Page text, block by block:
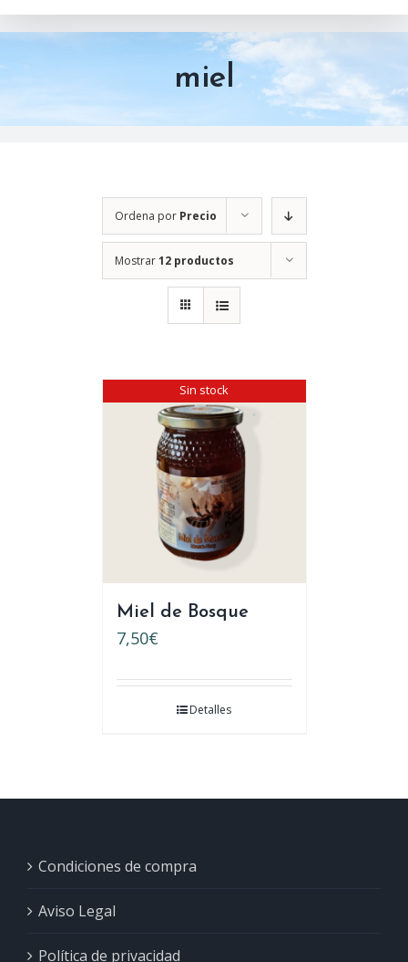
miel
Ordena por Precio
Mostrar12 productos
Sin stock
Miel de Bosque
7,50€
Detalles
Condiciones de compra
Aviso Legal
Política de privacidad